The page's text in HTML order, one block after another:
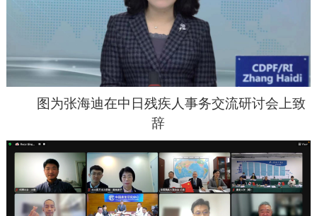
图为张海迪在中日残疾人事务交流研讨会上致
辞